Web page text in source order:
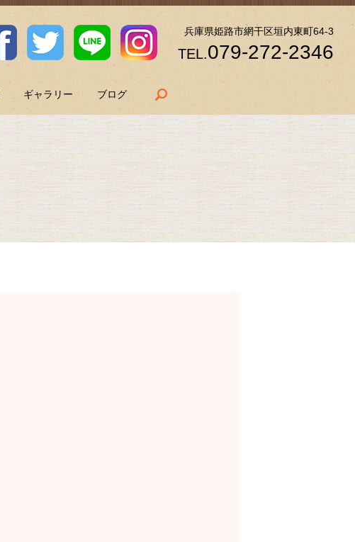
兵庫県姫路市網干区垣内東町64-3
TEL.079-272-2346
ギャラリー ブログ